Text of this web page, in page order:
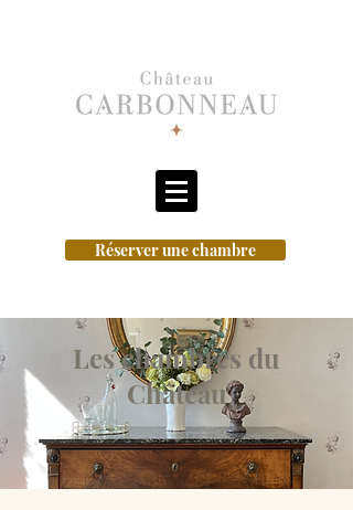
Réserver une chambre
Les chambres du
Château